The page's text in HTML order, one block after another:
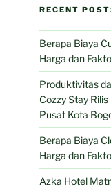
RECENT
Berapa Biaya
Harga dan
Produktivitas
Cozzy Stay
Pusat Kota
Berapa Biaya
Harga dan
Azka Hotel